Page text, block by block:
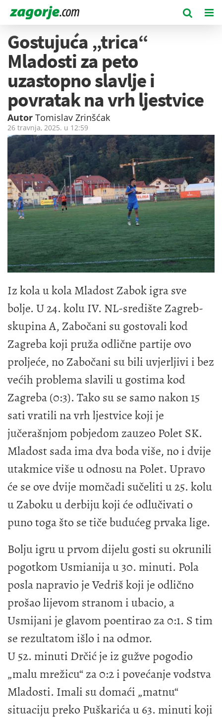
Gostujuća „trica“
Mladosti za peto
uzastopno slavlje i
povratak na vrh ljestvice
Autor Tomislav Zrinšćak
26 travnja, 2025. u 12:59
Iz kola u kola Mladost Zabok igra sve
bolje. U 24. kolu IV. NL-središte Zagreb-
skupina A, Zabočani su gostovali kod
Zagreba koji pruža odlične partije ovo
proljeće, no Zabočani su bili uvjerljivi i bez
većih problema slavili u gostima kod
Zagreba (0:3). Tako su se samo nakon 15
sati vratili na vrh ljestvice koji je
jučerašnjom pobjedom zauzeo Polet SK.
Mladost sada ima dva boda više, no i dvije
utakmice više u odnosu na Polet. Upravo
će se ove dvije momčadi sučeliti u 25. kolu
u Zaboku u derbiju koji će odlučivati o
puno toga što se tiče budućeg prvaka lige.
Bolju igru u prvom dijelu gosti su okrunili
pogotkom Usmianija u 30. minuti. Pola
posla napravio je Vedriš koji je odlično
prošao lijevom stranom i ubacio, a
Usmijani je glavom poentirao za 0:1. S tim
se rezultatom išlo i na odmor.
U 52. minuti Drčić je iz gužve pogodio
„malu mrežicu“ za 0:2 i povećanje vodstva
Mladosti. Imali su domaći „matnu“
situaciju preko Puškarića u 63. minuti koji